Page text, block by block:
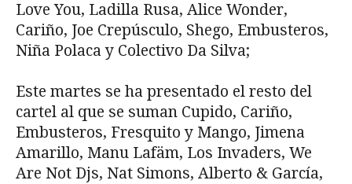
Love You, Ladilla Rusa, Alice Wonder,
Cariño, Joe Crepúsculo, Shego, Embusteros,
Niña Polaca y Colectivo Da Silva;
Este martes se ha presentado el resto del
cartel al que se suman Cupido, Cariño,
Embusteros, Fresquito y Mango, Jimena
Amarillo, Manu Lafäm, Los Invaders, We
Are Not Djs, Nat Simons, Alberto & García,